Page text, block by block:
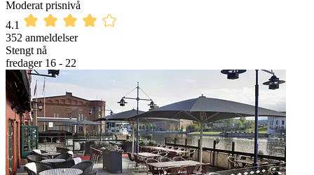
Moderat prisnivå
4.1
352 anmeldelser
Stengt nå
fredager 16 - 22